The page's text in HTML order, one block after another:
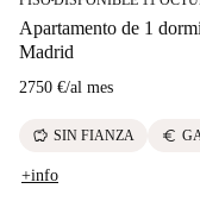
Apartamento de 1
Madrid
2750 €/al mes
savings SIN FIANZA euro
+info